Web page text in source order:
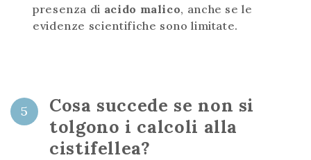
presenza di acido malico, anche se le
evidenze scientifiche sono limitate.
5
Cosa succede se non si
tolgono i calcoli alla
cistifellea?